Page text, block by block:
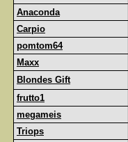
Anaconda
Carpio
pomtom64
Maxx
Blondes Gift
frutto1
megameis
Triops